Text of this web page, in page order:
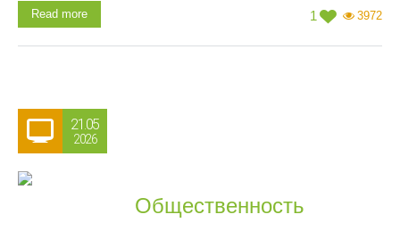
1 3972
Read more
21.05
2026
Общественность